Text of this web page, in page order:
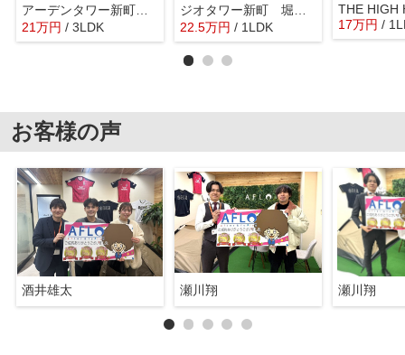
アーデンタワー新町 堀江小学校区
21万円 / 3LDK
22.5万円 / 1LDK
THE HIGH
17万円 /
お客様の声
酒井雄太 瀬川翔 瀬川翔